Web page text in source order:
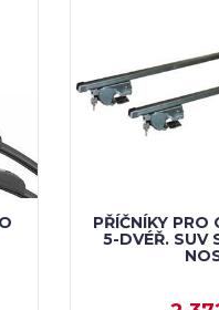
PŘÍČNÍKY PRO
5-DVÉŘ. SUV